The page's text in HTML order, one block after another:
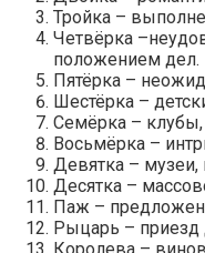
Тройка –
Четвёрка
положением дел.
Пятёрка –
Шестёрка –
Семёрка – клубы,
Восьмёрка –
Девятка – музеи,
Десятка –
Паж –
Рыцарь –
Королева –